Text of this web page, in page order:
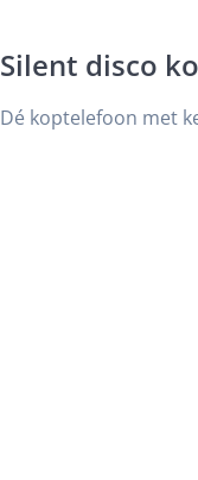
Silent disco
Dé koptelefoon met